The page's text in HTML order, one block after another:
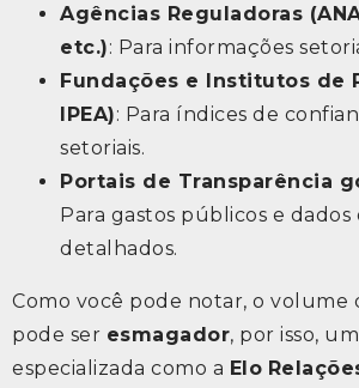
Agências Reguladoras
etc.): Para informações
Fundações e Institutos de
IPEA): Para índices de
setoriais.
Portais de Transparência
Para gastos públicos e
detalhados.
Como você pode notar, o volume
pode ser esmagador, por isso,
especializada como a Elo